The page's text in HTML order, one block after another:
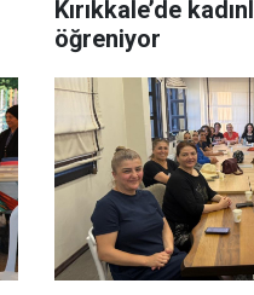
Kırıkkale’de
öğreniyor